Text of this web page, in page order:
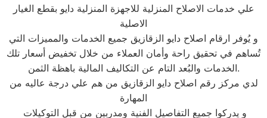
علي خدمات الاصلاح المنزلية للاجهزة المنزلية دايو بقطع الغيار
الاصلية
و يُوفر ارقام اصلاح دايو الزقازيق جميع الخدمات والمميزات التي
تُساهم في تحقيق راحة وأمان العملاء من خلال تخفيض أسعار تلك
الخدمات والبُعد التام عن التكاليف المالية باهظة الثمن.
لدي مركز رقم اصلاح دايو الزقازيق من هم علي درجة عاليه من
المهارة